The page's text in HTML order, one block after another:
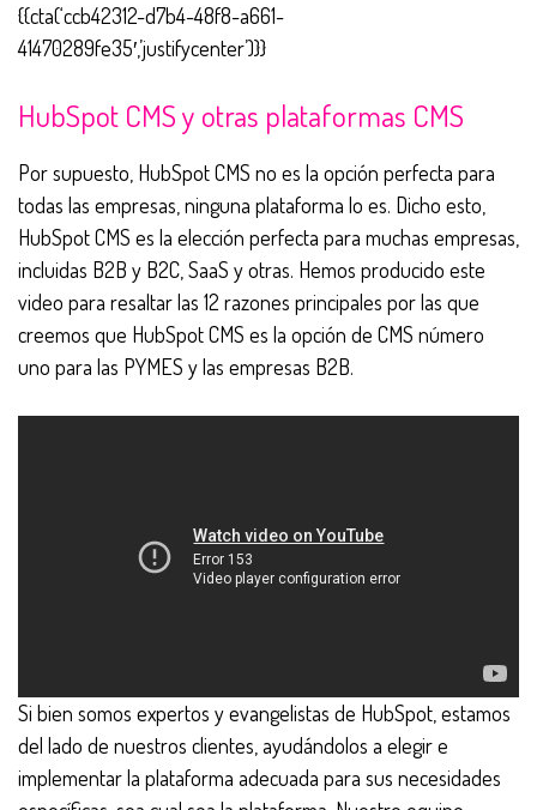
{{cta(‘ccb42312-d7b4-48f8-a661-
41470289fe35′,’justifycenter’)}}
HubSpot CMS y otras plataformas CMS
Por supuesto, HubSpot CMS no es la opción perfecta para
todas las empresas, ninguna plataforma lo es. Dicho esto,
HubSpot CMS es la elección perfecta para muchas empresas,
incluidas B2B y B2C, SaaS y otras. Hemos producido este
video para resaltar las 12 razones principales por las que
creemos que HubSpot CMS es la opción de CMS número
uno para las PYMES y las empresas B2B.
Si bien somos expertos y evangelistas de HubSpot, estamos
del lado de nuestros clientes, ayudándolos a elegir e
implementar la plataforma adecuada para sus necesidades